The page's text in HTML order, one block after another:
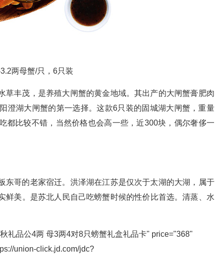
两母蟹/只，6只装
草丰茂，是养殖大闸蟹的黄金地域。其出产的大闸蟹膏肥肉
澄湖大闸蟹的第一选择。这款6只装的固城湖大闸蟹，重量
都比较不错，当然价格也会高一些，近300块，偶尔奢侈一
东哥的老家宿迁。洪泽湖在江苏是仅次于太湖的大湖，属于
美。是苏北人民自己吃螃蟹时候的性价比首选。清蒸、水
礼品公4两 母3两4对8只螃蟹礼盒礼品卡" price="368"
union-click.jd.com/jdc?